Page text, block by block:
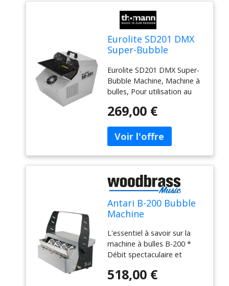
Eurolite SD201 DMX
Super-Bubble
Eurolite SD201 DMX Super-
Bubble Machine, Machine à
bulles, Pour utilisation au
deux roues, Utilisation
ou une télécommande
filaire, Alimentation: 230 V
AC, 50 Hz, Consommation:
70 Watt, Entrée/sortie
d'alimentation sur prises
CEI, Réservoir de 2 l,
Consommation de liquide:
40 ml/min., Nombre de
canaux DMX: 1,
Entrée/sortie DMX sur XLR 3
broches, Dimensions (L x P
x H): 49 x 42 x 39 cm, Poids:
269,00 €
Antari B-200 Bubble
Machine
L'essentiel à savoir sur la
machine à bulles B-200 *
Débit spectaculaire et
roues à bulles alimentées
518,00 €